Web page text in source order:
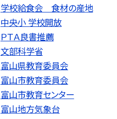
学校給食会 食材の産地
中央小 学校開放
ＰＴＡ良書推薦
文部科学省
富山県教育委員会
富山市教育委員会
富山市教育センター
富山地方気象台